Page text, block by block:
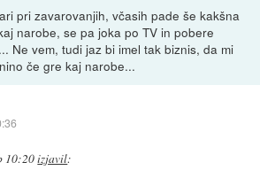
pri zavarovanjih, včasih pade še kakšna
narobe, se pa joka po TV in pobere
Ne vem, tudi jaz bi imel tak biznis, da mi
če gre kaj narobe...
10:20izjavil: